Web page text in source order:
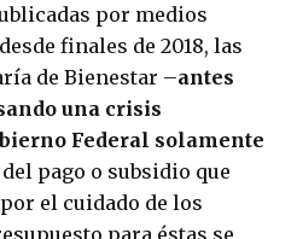
por medios
finales de 2018, las
de Bienestar –antes
una crisis
Federal solamente
del pago o subsidio que
el cuidado de los
para éstas se